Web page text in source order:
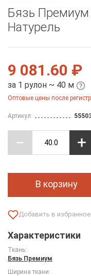
Бязь
Натурель
9 081.60 ₽
за 1 рулон ~ 40 м
Оптовые цены после
Артикул:
В корзину
Характеристики
Ткань:
Бязь Премиум
Ширина ткани: